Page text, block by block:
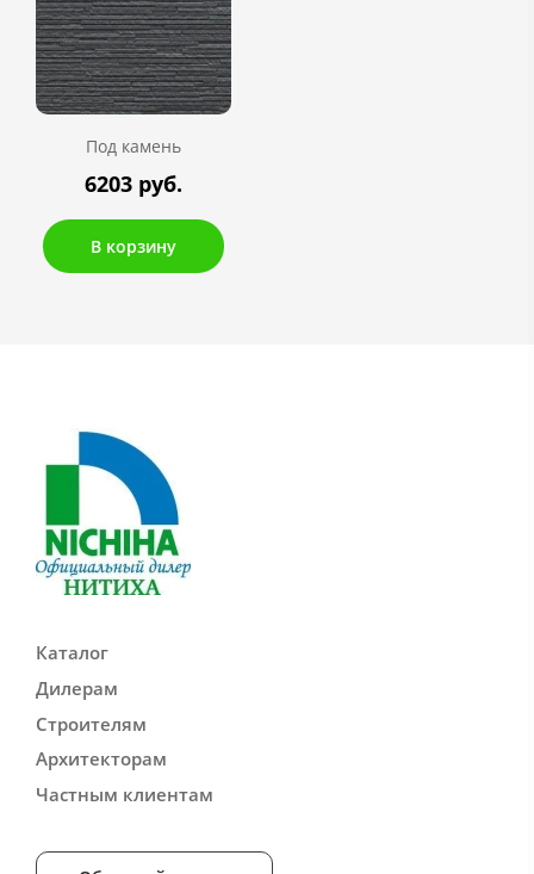
Под камень
6203 руб.
В корзину
Каталог
Дилерам
Строителям
Архитекторам
Частным клиентам